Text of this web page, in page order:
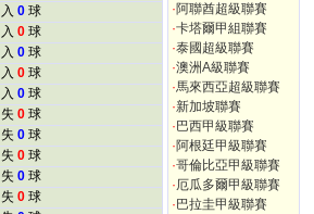
入 0 球
入 0 球
入 0 球
入 0 球
入 0 球
失 0 球
失 0 球
失 0 球
失 0 球
失 0 球
·阿聯酋超級聯賽
·卡塔爾甲組聯賽
·泰國超級聯賽
·澳洲A級聯賽
·馬來西亞超級聯賽
·新加坡聯賽
· 巴西甲級聯賽
·阿根廷甲級聯賽
·哥倫比亞甲級聯賽
·厄瓜多爾甲級聯賽
· 巴拉圭甲級聯賽